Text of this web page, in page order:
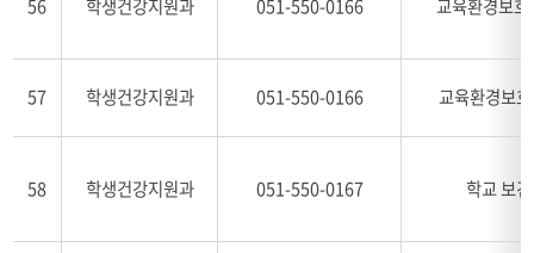
56 학생건강지원과 051-550-0166 교육환경보
57 학생건강지원과 051-550-0166 교육환경보
58 학생건강지원과 051-550-0167 학교 보